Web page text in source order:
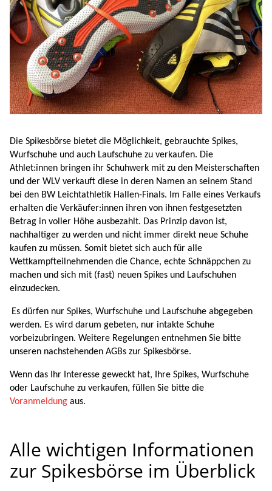
Die Spikesbörse bietet die Möglichkeit, gebrauchte Spikes,
Wurfschuhe und auch Laufschuhe zu verkaufen. Die
Athlet:innen bringen ihr Schuhwerk mit zu den Meisterschaften
und der WLV verkauft diese in deren Namen an seinem Stand
bei den BW Leichtathletik Hallen-Finals. Im Falle eines Verkaufs
erhalten die Verkäufer:innen ihren von ihnen festgesetzten
Betrag in voller Höhe ausbezahlt. Das Prinzip davon ist,
nachhaltiger zu werden und nicht immer direkt neue Schuhe
kaufen zu müssen. Somit bietet sich auch für alle
Wettkampfteilnehmenden die Chance, echte Schnäppchen zu
machen und sich mit (fast) neuen Spikes und Laufschuhen
einzudecken.
Es dürfen nur Spikes, Wurfschuhe und Laufschuhe abgegeben
werden. Es wird darum gebeten, nur intakte Schuhe
vorbeizubringen. Weitere Regelungen entnehmen Sie bitte
unseren nachstehenden AGBs zur Spikesbörse.
Wenn das Ihr Interesse geweckt hat, Ihre Spikes, Wurfschuhe
oder Laufschuhe zu verkaufen, füllen Sie bitte die
Voranmeldung aus.
Alle wichtigen Informationen
zur Spikesbörse im Überblick